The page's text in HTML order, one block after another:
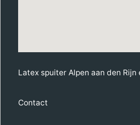
Latex spuiter Alpen aan den Rijn
Contact